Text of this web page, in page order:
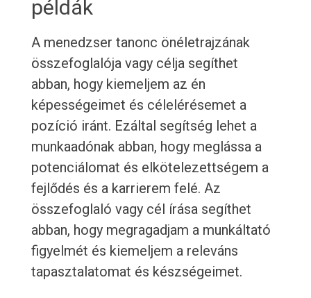
példák
A menedzser tanonc önéletrajzának
összefoglalója vagy célja segíthet
abban, hogy kiemeljem az én
képességeimet és célelérésemet a
pozíció iránt. Ezáltal segítség lehet a
munkaadónak abban, hogy meglássa a
potenciálomat és elkötelezettségem a
fejlődés és a karrierem felé. Az
összefoglaló vagy cél írása segíthet
abban, hogy megragadjam a munkáltató
figyelmét és kiemeljem a releváns
tapasztalatomat és készségeimet.